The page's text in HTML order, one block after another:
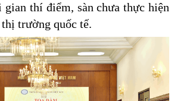
gian thí điểm, sàn chưa thực hiện
trường quốc tế.